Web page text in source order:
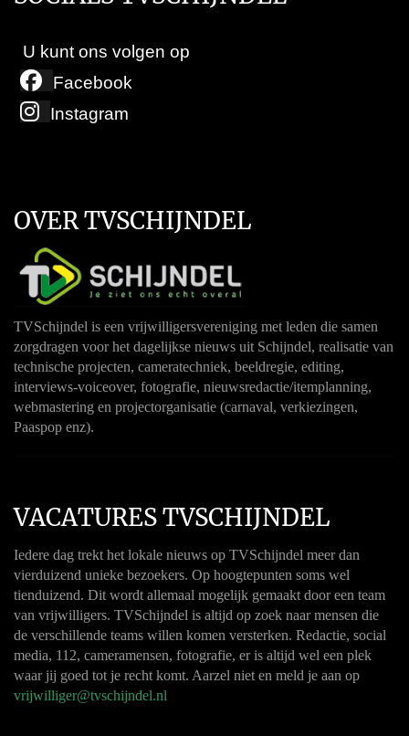
U kunt ons volgen op
Facebook
Instagram
OVER TVSCHIJNDEL
TVSchijndel is een vrijwilligersvereniging met leden die samen
zorgdragen voor het dagelijkse nieuws uit Schijndel, realisatie van
technische projecten, cameratechniek, beeldregie, editing,
interviews-voiceover, fotografie, nieuwsredactie/itemplanning,
webmastering en projectorganisatie (carnaval, verkiezingen,
Paaspop enz).
VACATURES TVSCHIJNDEL
Iedere dag trekt het lokale nieuws op TVSchijndel meer dan
vierduizend unieke bezoekers. Op hoogtepunten soms wel
tienduizend. Dit wordt allemaal mogelijk gemaakt door een team
van vrijwilligers. TVSchijndel is altijd op zoek naar mensen die
de verschillende teams willen komen versterken. Redactie, social
media, 112, cameramensen, fotografie, er is altijd wel een plek
waar jij goed tot je recht komt. Aarzel niet en meld je aan op
vrijwilliger@tvschijndel.nl